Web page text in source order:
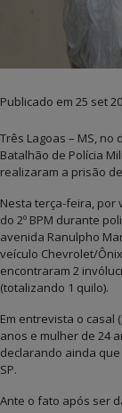
Publicado em 25 set
Três Lagoas – MS, no
Batalhão de Polícia
realizaram a prisão
Nesta terça-feira, por
do 2º BPM durante
avenida Ranulpho
veículo Chevrolet/
encontraram 2
(totalizando 1 quilo).
Em entrevista o
anos e mulher de 24
declarando ainda
SP.
Ante o fato após ser